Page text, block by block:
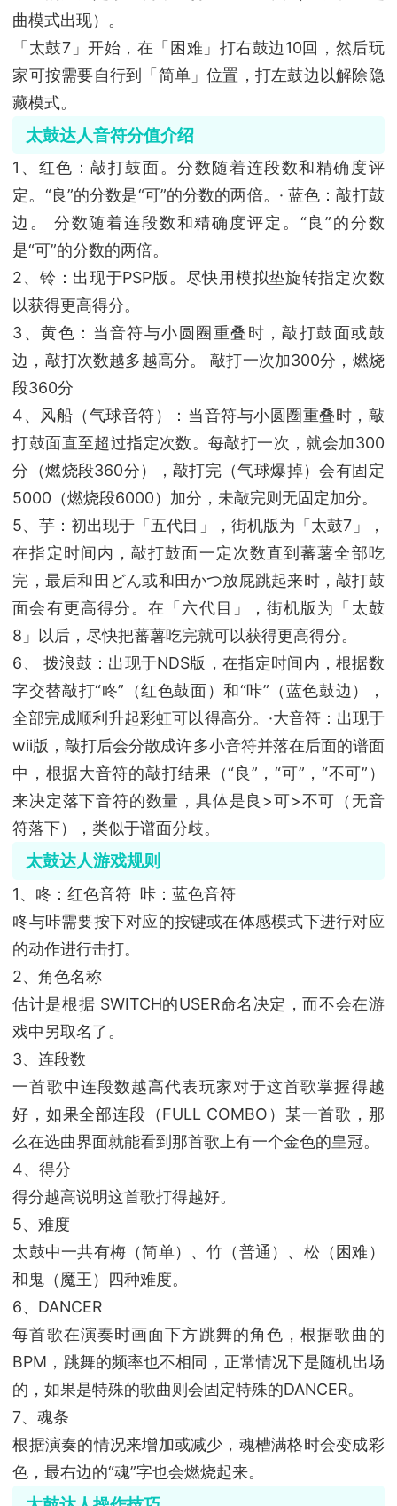
曲模式出现）。
「太鼓7」开始，在「困难」打右鼓边10回，然后玩
家可按需要自行到「简单」位置，打左鼓边以解除隐
藏模式。
太鼓达人音符分值介绍
1、红色：敲打鼓面。分数随着连段数和精确度评
定。“良”的分数是“可”的分数的两倍。· 蓝色：敲打鼓
边。 分数随着连段数和精确度评定。“良”的分数
是“可”的分数的两倍。
2、铃：出现于PSP版。尽快用模拟垫旋转指定次数
以获得更高得分。
3、黄色：当音符与小圆圈重叠时，敲打鼓面或鼓
边，敲打次数越多越高分。 敲打一次加300分，燃烧
段360分
4、风船（气球音符）：当音符与小圆圈重叠时，敲
打鼓面直至超过指定次数。每敲打一次，就会加300
分（燃烧段360分），敲打完（气球爆掉）会有固定
5000（燃烧段6000）加分，未敲完则无固定加分。
5、芋：初出现于「五代目」，街机版为「太鼓7」，
在指定时间内，敲打鼓面一定次数直到蕃薯全部吃
完，最后和田どん或和田かつ放屁跳起来时，敲打鼓
面会有更高得分。在「六代目」，街机版为「太鼓
8」以后，尽快把蕃薯吃完就可以获得更高得分。
6、 拨浪鼓：出现于NDS版，在指定时间内，根据数
字交替敲打“咚”（红色鼓面）和“咔”（蓝色鼓边），
全部完成顺利升起彩虹可以得高分。·大音符：出现于
wii版，敲打后会分散成许多小音符并落在后面的谱面
中，根据大音符的敲打结果（“良”，“可”，“不可”）
来决定落下音符的数量，具体是良>可>不可（无音
符落下），类似于谱面分歧。
太鼓达人游戏规则
1、咚：红色音符 咔：蓝色音符
咚与咔需要按下对应的按键或在体感模式下进行对应
的动作进行击打。
2、角色名称
估计是根据 SWITCH的USER命名决定，而不会在游
戏中另取名了。
3、连段数
一首歌中连段数越高代表玩家对于这首歌掌握得越
好，如果全部连段（FULL COMBO）某一首歌，那
么在选曲界面就能看到那首歌上有一个金色的皇冠。
4、得分
得分越高说明这首歌打得越好。
5、难度
太鼓中一共有梅（简单）、竹（普通）、松（困难）
和鬼（魔王）四种难度。
6、DANCER
每首歌在演奏时画面下方跳舞的角色，根据歌曲的
BPM，跳舞的频率也不相同，正常情况下是随机出场
的，如果是特殊的歌曲则会固定特殊的DANCER。
7、魂条
根据演奏的情况来增加或减少，魂槽满格时会变成彩
色，最右边的“魂”字也会燃烧起来。